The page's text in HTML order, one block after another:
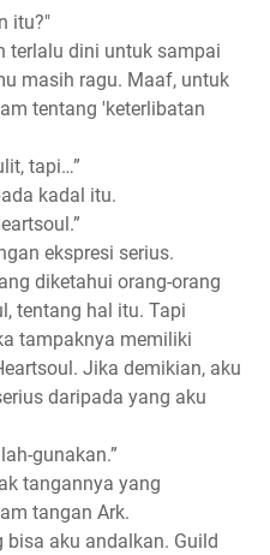
itu?"
terlalu dini untuk sampai
masih ragu. Maaf, untuk
tentang 'keterlibatan
tapi…”
kadal itu.
ekspresi serius.
diketahui orang-orang
tentang hal itu. Tapi
tampaknya memiliki
Jika demikian, aku
daripada yang aku
gunakan.”
tangannya yang
tangan Ark.
bisa aku andalkan. Guild